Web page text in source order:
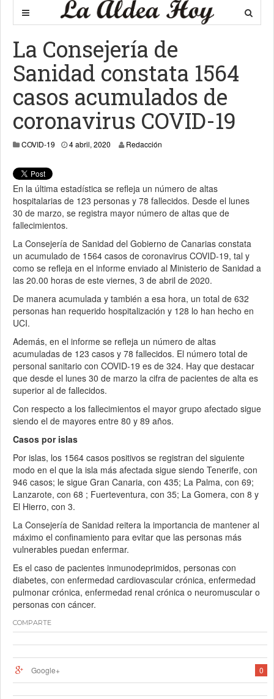
La Consejería de
Sanidad constata 1564
casos acumulados de
coronavirus COVID-19
COVID-19 4 abril, 2020 4 abril, 2020
Redacción
En la última estadística se refleja un número de altas
hospitalarias de 123 personas y 78 fallecidos. Desde el lunes
30 de marzo, se registra mayor número de altas que de
fallecimientos.
La Consejería de Sanidad del Gobierno de Canarias constata
un acumulado de 1564 casos de coronavirus COVID-19, tal y
como se refleja en el informe enviado al Ministerio de Sanidad a
las 20.00 horas de este viernes, 3 de abril de 2020.
De manera acumulada y también a esa hora, un total de 632
personas han requerido hospitalización y 128 lo han hecho en
UCI.
Además, en el informe se refleja un número de altas
acumuladas de 123 casos y 78 fallecidos. El número total de
personal sanitario con COVID-19 es de 324. Hay que destacar
que desde el lunes 30 de marzo la cifra de pacientes de alta es
superior al de fallecidos.
Con respecto a los fallecimientos el mayor grupo afectado sigue
siendo el de mayores entre 80 y 89 años.
Casos por islas
Por islas, los 1564 casos positivos se registran del siguiente
modo en el que la isla más afectada sigue siendo Tenerife, con
946 casos; le sigue Gran Canaria, con 435; La Palma, con 69;
Lanzarote, con 68 ; Fuerteventura, con 35; La Gomera, con 8 y
El Hierro, con 3.
La Consejería de Sanidad reitera la importancia de mantener al
máximo el confinamiento para evitar que las personas más
vulnerables puedan enfermar.
Es el caso de pacientes inmunodeprimidos, personas con
diabetes, con enfermedad cardiovascular crónica, enfermedad
pulmonar crónica, enfermedad renal crónica o neuromuscular o
personas con cáncer.
COMPARTE
0
Google+